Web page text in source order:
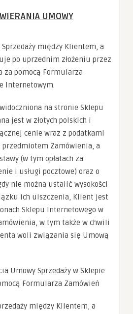
UMOWY
między Klientem, a
po uprzednim złożeniu przez
za pomocą Formularza
Internetowym.
na stronie Sklepu
jest w złotych polskich i
cenie wraz z podatkami
przedmiotem Zamówienia, a
(w tym opłatach za
i usługi pocztowe) oraz o
nie można ustalić wysokości
ich uiszczenia, Klient jest
Sklepu Internetowego w
w tym także w chwili
woli związania się Umową
Umowy Sprzedaży w Sklepie
Formularza Zamówień
między Klientem, a